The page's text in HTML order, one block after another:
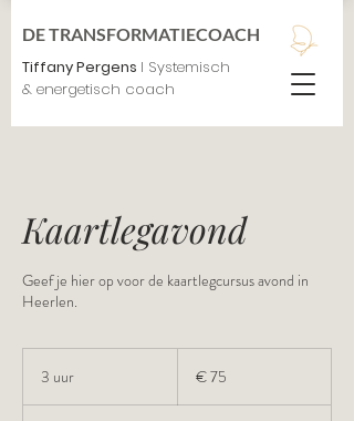
DE TRANSFORMATIECOACH
Tiffany Pergens I Systemisch
& energetisch coach
Kaartlegavond
Geef je hier op voor de kaartlegcursus avond in
Heerlen.
3 uur € 75